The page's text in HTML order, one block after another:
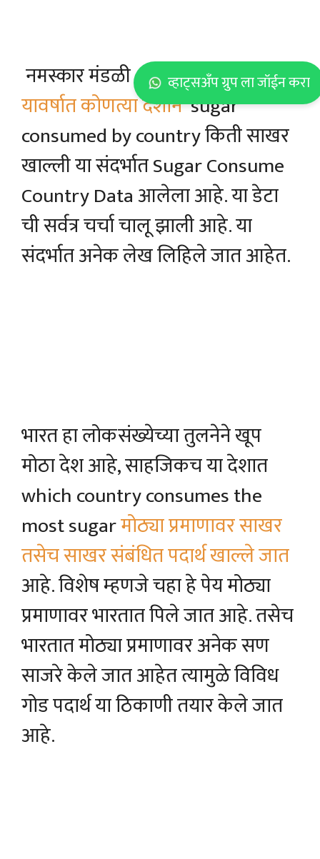
नमस्कार मंडळी , नुकतेच 2022 – 23
यावर्षात कोणत्या देशानेsugar
consumed by country किती साखर
खाल्ली या संदर्भात Sugar Consume
Country Data आलेला आहे. या डेटा
ची सर्वत्र चर्चा चालू झाली आहे. या
संदर्भात अनेक लेख लिहिले जात आहेत.
भारत हा लोकसंख्येच्या तुलनेने खूप
मोठा देश आहे, साहजिकच या देशात
which country consumes the
most sugarमोठ्या प्रमाणावर साखर
तसेच साखर संबंधित पदार्थ खाल्ले जात
आहे. विशेष म्हणजे चहा हे पेय मोठ्या
प्रमाणावर भारतात पिले जात आहे. तसेच
भारतात मोठ्या प्रमाणावर अनेक सण
साजरे केले जात आहेत त्यामुळे विविध
गोड पदार्थ या ठिकाणी तयार केले जात
आहे.
व्हाट्सअँप ग्रुप ला जॉईन करा